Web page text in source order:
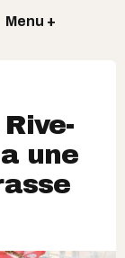
Menu +
une